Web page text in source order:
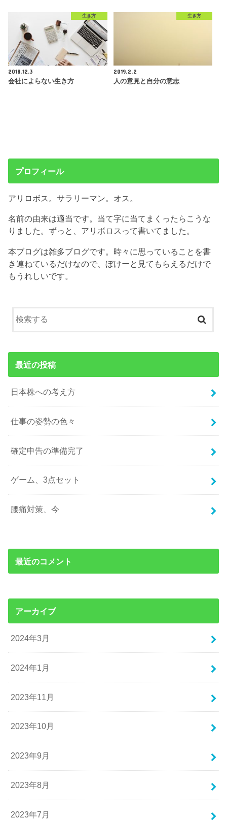
生き方
2018.12.3
会社によらない生き方
生き方
2019.2.2
人の意見と自分の意志
プロフィール
アリロボス。サラリーマン。オス。
名前の由来は適当です。当て字に当てまくったらこうな
りました。ずっと、アリボロスって書いてました。
本ブログは雑多ブログです。時々に思っていることを書
き連ねているだけなので、ぼけーと見てもらえるだけで
もうれしいです。
最近の投稿
日本株への考え方
仕事の姿勢の色々
確定申告の準備完了
ゲーム、3点セット
腰痛対策、今
最近のコメント
アーカイブ
2024年3月
2024年1月
2023年11月
2023年10月
2023年9月
2023年8月
2023年7月